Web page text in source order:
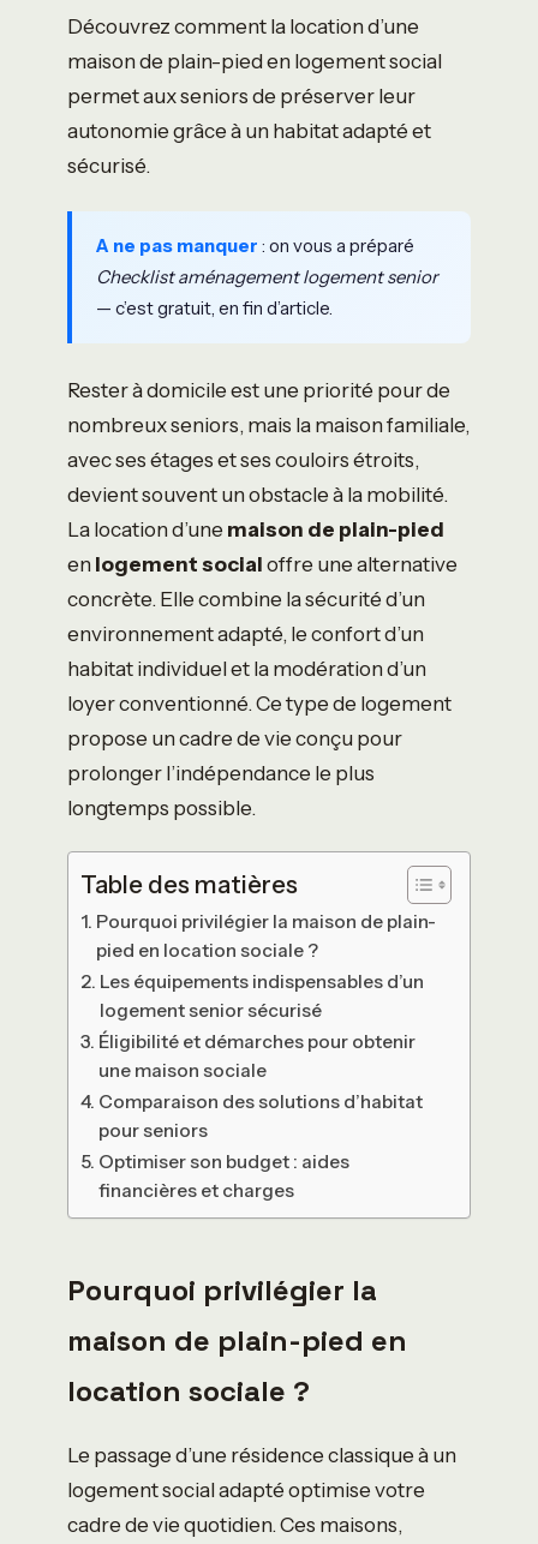
Découvrez comment la location d’une
maison de plain-pied en logement social
permet aux seniors de préserver leur
autonomie grâce à un habitat adapté et
sécurisé.
A ne pas manquer : on vous a préparé
Checklist aménagement logement senior
— c’est gratuit, en fin d’article.
Rester à domicile est une priorité pour de
nombreux seniors, mais la maison familiale,
avec ses étages et ses couloirs étroits,
devient souvent un obstacle à la mobilité.
La location d’une maison de plain-pied
enlogement socialoffre une alternative
concrète. Elle combine la sécurité d’un
environnement adapté, le confort d’un
habitat individuel et la modération d’un
loyer conventionné. Ce type de logement
propose un cadre de vie conçu pour
prolonger l’indépendance le plus
longtemps possible.
Table des matières
Pourquoi privilégier la maison de plain-
pied en location sociale ?
Les équipements indispensables d’un
logement senior sécurisé
Éligibilité et démarches pour obtenir
une maison sociale
Comparaison des solutions d’habitat
pour seniors
Optimiser son budget : aides
financières et charges
Pourquoi privilégier la
maison de plain-pied en
location sociale ?
Le passage d’une résidence classique à un
logement social adapté optimise votre
cadre de vie quotidien. Ces maisons,